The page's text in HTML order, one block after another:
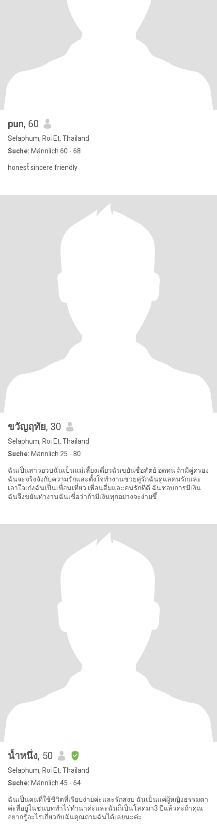
pun, 60
Selaphum, Roi Et, Thailand
Suche: Männlich 60 - 68
honest์ sincere friendly
ขวัญฤทัย, 30
Selaphum, Roi Et, Thailand
Suche: Männlich 25 - 80
ฉันเป็นสาวอวบฉันเป็นแม่เลี้ยงเดี่ยวฉันขยันซื่อสัตย์ อดทน ถ้ามีคู่ครอง
ฉันจะจริงจังกับความรักและตั้งใจทำงานช่วยคู่รักฉันดูแลคนรักและ
เอาใจเก่งฉันเป็นเพื่อนเที่ยว เพื่อนดื่มและคนรักที่ดี ฉันชอบการมีเงิน
ฉันจึงขยันทำงานฉันเชื่อว่าถ้ามีเงินทุกอย่างจะง่ายขึ้
น้ำหนึ่ง, 50
Selaphum, Roi Et, Thailand
Suche: Männlich 45 - 64
ฉันเป็นคนที่ใช้ชีวิตที่เรียบง่ายค่ะและรักสงบ ฉันเป็นแค่ผู้หญิงธรรมดา
ค่ะที่อยู่ในชนบททำไร่ทำนาค่ะและฉันก็เป็นโสดมา3 ปีแล้วค่ะถ้าคุณ
อยากรู้อะไรเกี่ยวกับฉันคุณถามฉันได้เลยนะค่ะ